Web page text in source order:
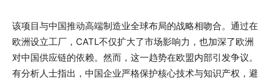
该项目与中国推动高端制造业全球布局的战略相吻合。通过在
欧洲设立工厂，CATL不仅扩大了市场影响力，也加深了欧洲
对中国供应链的依赖。然而，这一趋势在欧盟内部引发争议。
有分析人士指出，中国企业严格保护核心技术与知识产权，避